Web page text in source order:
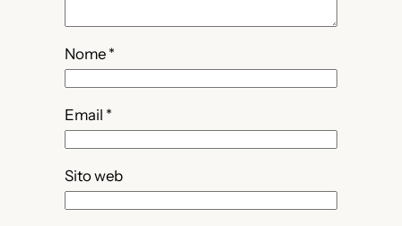
Nome *
Email *
Sito web